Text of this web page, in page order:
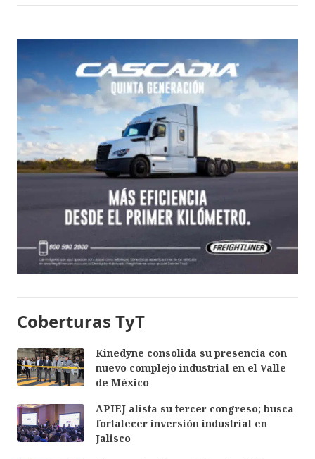
Coberturas TyT
Kinedyne consolida su presencia con
nuevo complejo industrial en el Valle
de México
APIEJ alista su tercer congreso; busca
fortalecer inversión industrial en
Jalisco